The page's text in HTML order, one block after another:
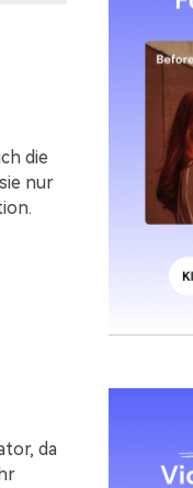
die
nur
da